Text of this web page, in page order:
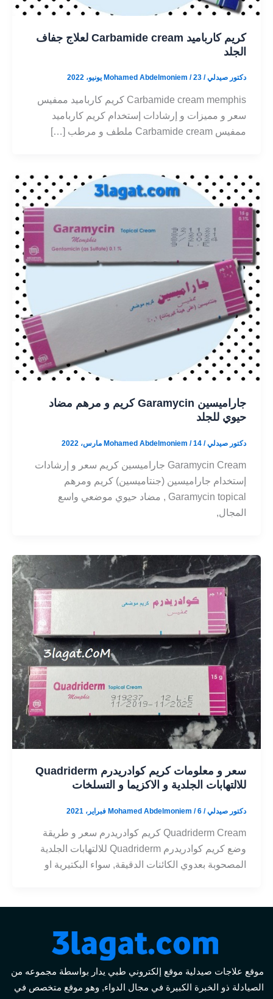
كريم كارباميد Carbamide cream لعلاج جفاف
الجلد
دكتور صيدلي / Mohamed Abdelmoniem /23 يونيو، 2022
Carbamide cream memphis كريم كارباميد ممفيس
سعر و مميزات و إرشادات إستخدام كريم كارباميد
ممفيس Carbamide cream ملطف و مرطب […]
جاراميسين Garamycin كريم و مرهم مضاد
حيوي للجلد
دكتور صيدلي / Mohamed Abdelmoniem /14 مارس، 2022
Garamycin Cream جاراميسين كريم سعر و إرشادات
إستخدام جاراميسين (جنتاميسين) كريم ومرهم
Garamycin topical , مضاد حيوي موضعي واسع
المجال,
سعر و معلومات كريم كوادريدرم Quadriderm
للالتهابات الجلدية و الاكزيما و التسلخات
دكتور صيدلي / Mohamed Abdelmoniem /6 فبراير، 2021
Quadriderm Cream كريم كوادريدرم سعر و طريقة
وضع كريم كوادريدرم Quadriderm للالتهابات الجلدية
المصحوبة بعدوي الكائنات الدقيقة, سواء البكتيرية او
موقع علاجات صيدلية موقع إلكتروني طبي يدار بواسطة مجموعه من
الصيادلة ذو الخبرة الكبيرة في مجال الدواء, وهو موقع متخصص في